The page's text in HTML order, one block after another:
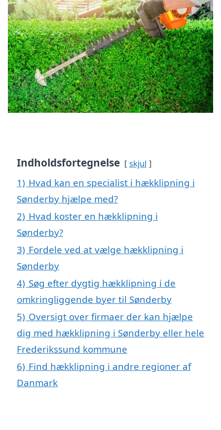
Indholdsfortegnelse skjul
1) Hvad kan en specialist i hækklipning i
Sønderby hjælpe med?
2) Hvad koster en hækklipning i
Sønderby?
3) Fordele ved at vælge hækklipning i
Sønderby
4) Søg efter dygtig hækklipning i de
omkringliggende byer til Sønderby
5) Oversigt over firmaer der kan hjælpe
dig med hækklipning i Sønderby eller hele
Frederikssund kommune
6) Find hækklipning i andre regioner af
Danmark